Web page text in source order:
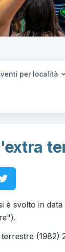
per località
è svolto in data
terrestre (1982)